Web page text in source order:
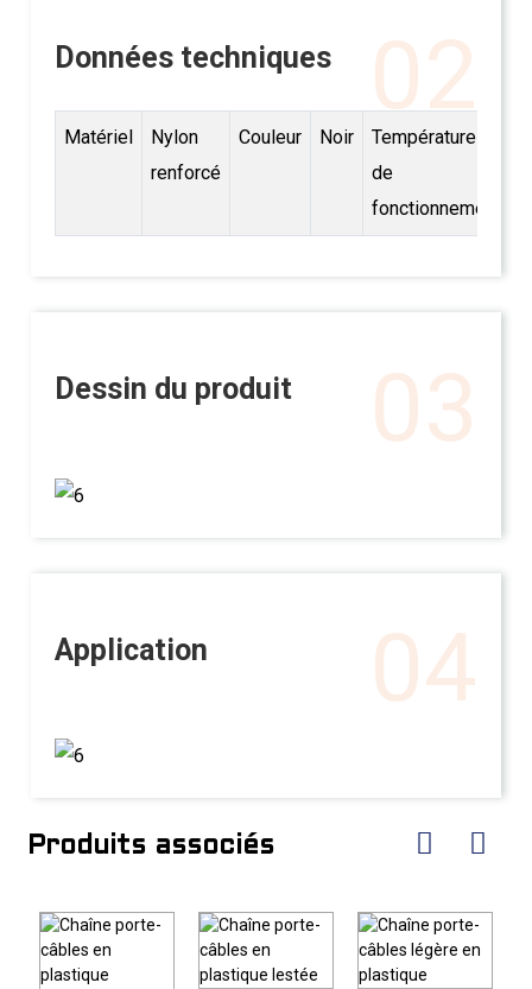
02
Données techniques
Matériel
Nylon
renforcé
Couleur Noir
Température
de
fonctionnement
03
Dessin du produit
04
Application
Produits associés